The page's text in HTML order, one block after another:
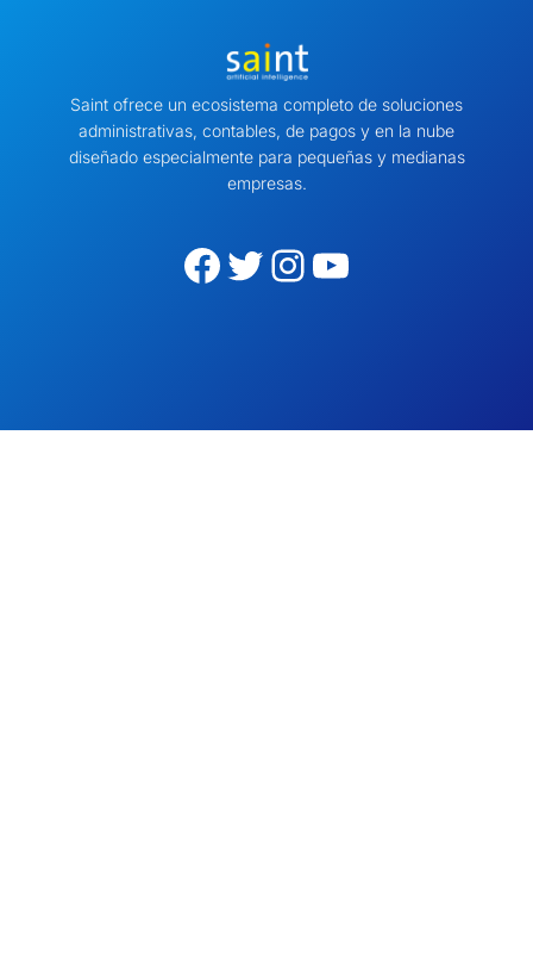
Saint ofrece un ecosistema completo de soluciones
administrativas, contables, de pagos y en la nube
diseñado especialmente para pequeñas y medianas
empresas.
Facebook Twitter Instagram YouTube